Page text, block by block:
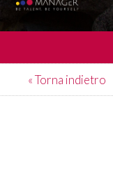
« Torna indietro